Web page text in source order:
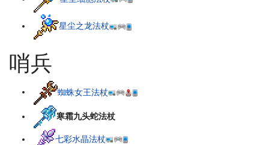
星尘之龙法杖
哨兵
蜘蛛女王法杖
寒霜九头蛇法杖
七彩水晶法杖